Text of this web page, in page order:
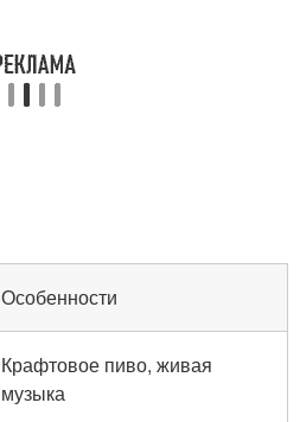
Особенности
Крафтовое пиво, живая
музыка